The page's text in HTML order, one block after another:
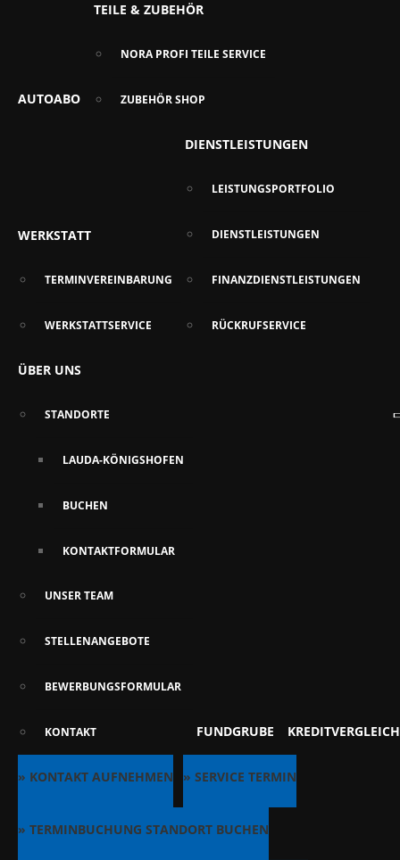
AUTOABO
TEILE & ZUBEHÖR
NORA PROFI TEILE SERVICE
ZUBEHÖR SHOP
WERKSTATT
TERMINVEREINBARUNG
WERKSTATTSERVICE
DIENSTLEISTUNGEN
LEISTUNGSPORTFOLIO
DIENSTLEISTUNGEN
FINANZDIENSTLEISTUNGEN
RÜCKRUFSERVICE
ÜBER UNS
STANDORTE
LAUDA-KÖNIGSHOFEN
BUCHEN
KONTAKTFORMULAR
UNSER TEAM
STELLENANGEBOTE
BEWERBUNGSFORMULAR
KONTAKT FUNDGRUBE KREDITVERGLEICH
» KONTAKT AUFNEHMEN » SERVICE TERMIN
» TERMINBUCHUNG STANDORT BUCHEN